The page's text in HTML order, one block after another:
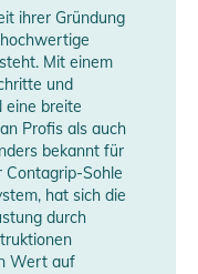
anzeigen
ihrer Gründung
Mit einem
und
eine breite
Profis als auch
bekannt für
Contagrip-Sohle
hat sich die
durch
Wert auf